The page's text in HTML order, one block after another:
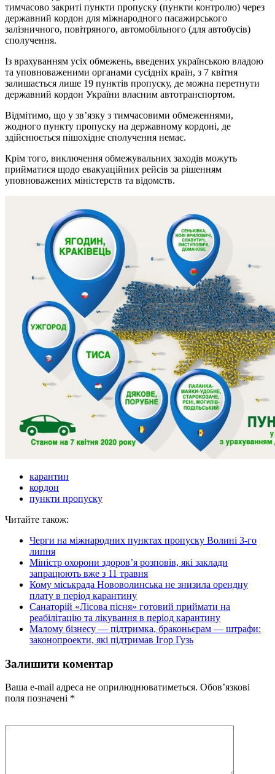
тимчасово закриті пункти пропуску (пункти контролю) через
державний кордон для міжнародного пасажирського
залізничного, повітряного, автомобільного (для автобусів)
сполучення.
Із врахуванням усіх обмежень, введених українською владою
та уповноваженими органами сусідніх країн, з 7 квітня
залишається лише 19 пунктів пропуску, де можна перетнути
державний кордон України власним автотранспортом.
Відмітимо, що у зв’язку з тимчасовими обмеженнями,
жодного пункту пропуску на державному кордоні, де
здійснюється пішохідне сполучення немає.
Крім того, виключення обмежувальних заходів можуть
прийматися щодо евакуаційних рейсів за рішенням
уповноважених міністерств та відомств.
карантин
кордон
пункти пропуску
Читайте також:
Черги на міжнародних пунктах пропуску Волині 3-го
липня
Міністр охорони здоров’я розповів, які заклади
запрацюють вже з 11 травня
Кому міськрада Нововолинська не знизила орендну
плату в період карантину
Санаторій «Лісова пісня»​​​​​​​ готовий приймати на
реабілітацію та лікування в період карантину
Малому бізнесу — підтримка, браконьєрам — штрафи:
законопроекти, які підтримав Ігор Гузь
Залишити коментар
Ваша e-mail адреса не оприлюднюватиметься. Обов’язкові
поля позначені *